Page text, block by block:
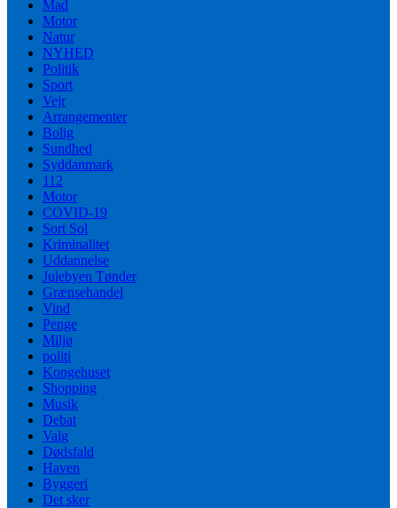
Mad
Motor
Natur
NYHED
Politik
Sport
Vejr
Arrangementer
Bolig
Sundhed
Syddanmark
112
Motor
COVID-19
Sort Sol
Kriminalitet
Uddannelse
Julebyen Tønder
Grænsehandel
Vind
Penge
Miljø
politi
Kongehuset
Shopping
Musik
Debat
Valg
Dødsfald
Haven
Byggeri
Det sker